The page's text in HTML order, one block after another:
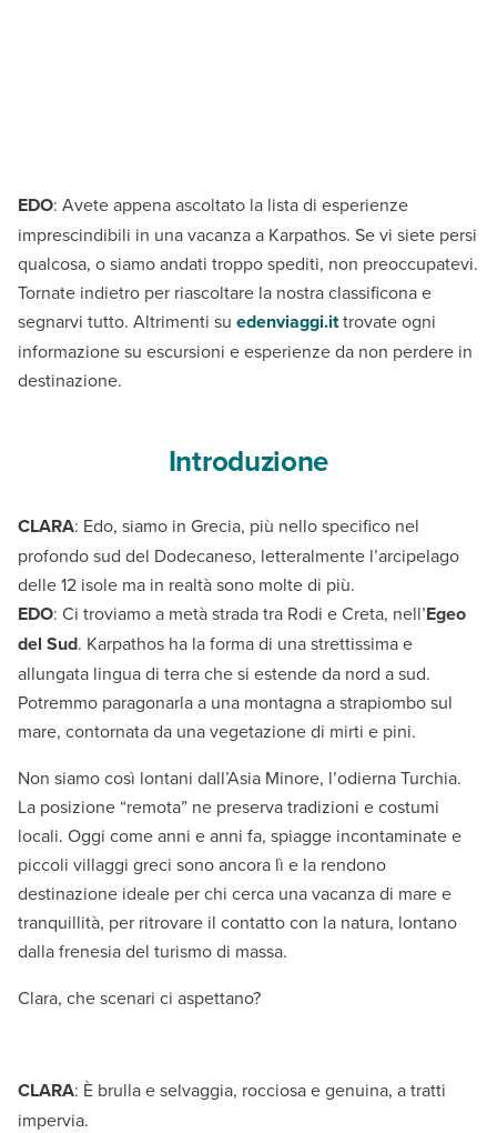
EDO: Avete appena ascoltato la lista di esperienze
imprescindibili in una vacanza a Karpathos. Se vi siete persi
qualcosa, o siamo andati troppo spediti, non preoccupatevi.
Tornate indietro per riascoltare la nostra classificona e
segnarvi tutto. Altrimenti su edenviaggi.ittrovate ogni
informazione su escursioni e esperienze da non perdere in
destinazione.
Introduzione
CLARA: Edo, siamo in Grecia, più nello specifico nel
profondo sud del Dodecaneso, letteralmente l’arcipelago
delle 12 isole ma in realtà sono molte di più.
EDO: Ci troviamo a metà strada tra Rodi e Creta, nell’Egeo
del Sud. Karpathos ha la forma di una strettissima e
allungata lingua di terra che si estende da nord a sud.
Potremmo paragonarla a una montagna a strapiombo sul
mare, contornata da una vegetazione di mirti e pini.
Non siamo così lontani dall’Asia Minore, l’odierna Turchia.
La posizione “remota” ne preserva tradizioni e costumi
locali. Oggi come anni e anni fa, spiagge incontaminate e
piccoli villaggi greci sono ancora lì e la rendono
destinazione ideale per chi cerca una vacanza di mare e
tranquillità, per ritrovare il contatto con la natura, lontano
dalla frenesia del turismo di massa.
Clara, che scenari ci aspettano?
CLARA: È brulla e selvaggia, rocciosa e genuina, a tratti
impervia.